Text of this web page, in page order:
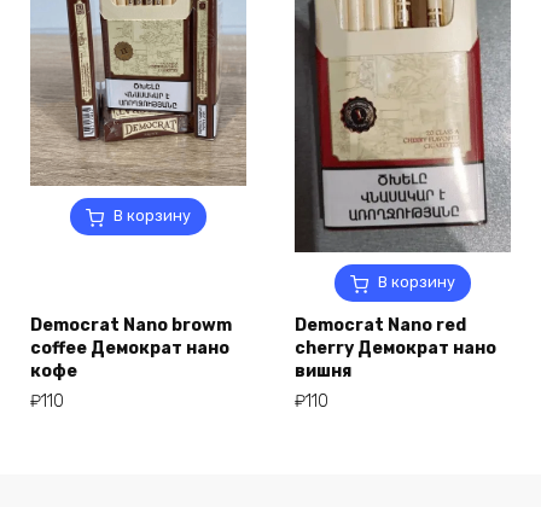
В корзину
Democrat Nano browm
coffee Демократ нано
кофе
₽110
В корзину
Democrat Nano red
cherry Демократ нано
вишня
₽110